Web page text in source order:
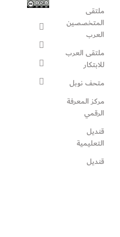
ملتقى
المتخصصين
العرب
ملتقى العرب
للابتكار
متحف نوبل
مركز المعرفة
الرقمي
قنديل
التعليمية
قنديل